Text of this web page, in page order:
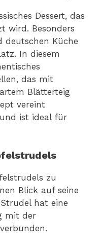
Dessert, das
wird. Besonders
deutschen Küche
In diesem
das mit
Blätterteig
vereint
ist ideal für
zu
Blick auf seine
hat eine
mit der